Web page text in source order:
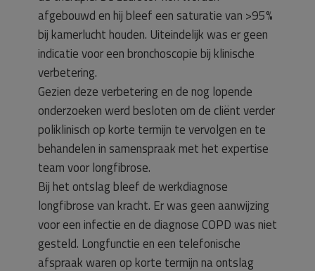
afgebouwd en hij bleef een saturatie van >95%
bij kamerlucht houden. Uiteindelijk was er geen
indicatie voor een bronchoscopie bij klinische
verbetering.
Gezien deze verbetering en de nog lopende
onderzoeken werd besloten om de cliënt verder
poliklinisch op korte termijn te vervolgen en te
behandelen in samenspraak met het expertise
team voor longfibrose.
Bij het ontslag bleef de werkdiagnose
longfibrose van kracht. Er was geen aanwijzing
voor een infectie en de diagnose COPD was niet
gesteld. Longfunctie en een telefonische
afspraak waren op korte termijn na ontslag